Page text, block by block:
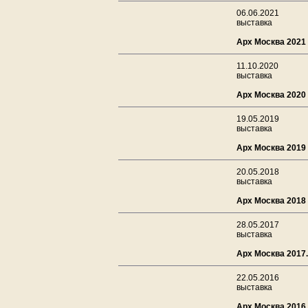
06.06.2021
выставка
Арх Москва 2021
11.10.2020
выставка
Арх Москва 2020
19.05.2019
выставка
Арх Москва 2019
20.05.2018
выставка
Арх Москва 2018
28.05.2017
выставка
Арх Москва
22.05.2016
выставка